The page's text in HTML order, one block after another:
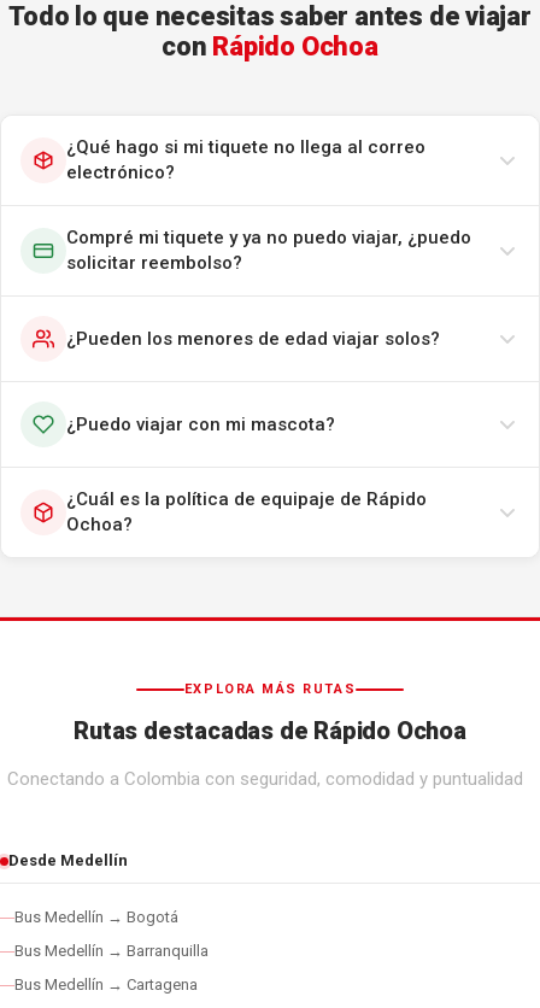
Todo lo que necesitas saber antes de viajar
con Rápido Ochoa
¿Qué hago si mi tiquete no llega al correo
electrónico?
Compré mi tiquete y ya no puedo viajar, ¿puedo
solicitar reembolso?
¿Pueden los menores de edad viajar solos?
¿Puedo viajar con mi mascota?
¿Cuál es la política de equipaje de Rápido
Ochoa?
EXPLORA MÁS RUTAS
Rutas destacadas de Rápido Ochoa
Conectando a Colombia con seguridad, comodidad y puntualidad
Desde Medellín
Bus Medellín → Bogotá
Bus Medellín → Barranquilla
Bus Medellín → Cartagena